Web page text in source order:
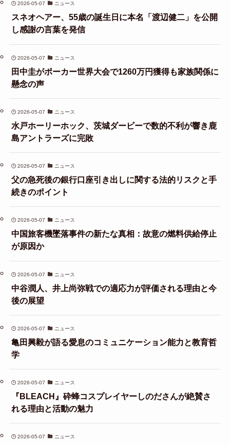
2026-05-07 ニュース
スネオヘアー、55歳の誕生日に本名「渡辺健二」を公開
し感謝の言葉を発信
2026-05-07 ニュース
田中圭がポーカー世界大会で1260万円獲得も家族関係に
懸念の声
2026-05-07 ニュース
水戸ホーリーホック、茨城ダービーで数的不利が響き鹿
島アントラーズに完敗
2026-05-07 ニュース
父の急死後の銀行口座引き出しに関する法的リスクと手
続きのポイント
2026-05-07 ニュース
中国旅客機墜落事件の新たな真相：故意の燃料供給停止
が原因か
2026-05-07 ニュース
中谷潤人、井上尚弥戦での適応力が評価される理由と今
後の展望
2026-05-07 ニュース
亀田興毅が語る愛息のコミュニケーション能力と教育哲
学
2026-05-07 ニュース
『BLEACH』砕蜂コスプレイヤーしのださんが絶賛さ
れる理由と活動の魅力
2026-05-07 ニュース